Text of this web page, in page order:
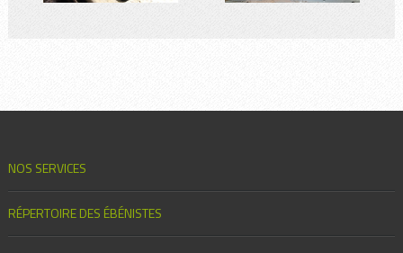
NOS SERVICES
RÉPERTOIRE DES ÉBÉNISTES